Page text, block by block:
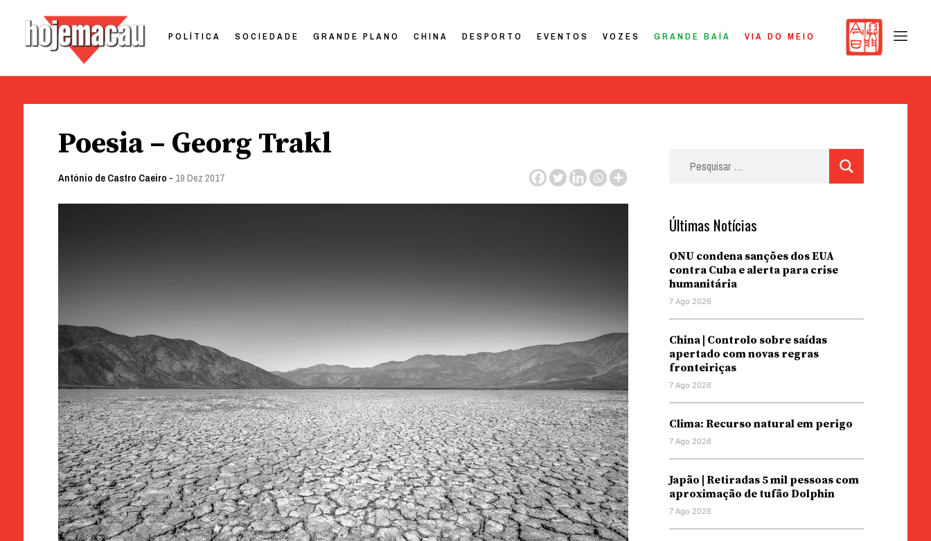
POLÍTICA SOCIEDADE GRANDE PLANO CHINA DESPORTO EVENTOS VOZES GRANDE BAÍA VIA DO MEIO
Poesia – Georg Trakl
António de Castro Caeiro - 19 Dez 2017
Últimas Notícias
ONU condena sanções dos EUA
contra Cuba e alerta para crise
humanitária
7 Ago 2026
China | Controlo sobre saídas
apertado com novas regras
fronteiriças
7 Ago 2026
Clima: Recurso natural em perigo
7 Ago 2026
Japão | Retiradas 5 mil pessoas com
aproximação de tufão Dolphin
7 Ago 2026